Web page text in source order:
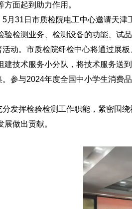
面起到助力作用。
31日市质检院电工中心邀请天津
验检测业务、检测设备的功能、试
。市质检院纤检中心将通过展板
建技术服务小分队，将技术服务送
与2024年度全国中小学生消费
挥检验检测工作职能，紧密围绕
做出贡献。